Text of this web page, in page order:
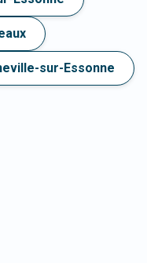
sur-Essonne